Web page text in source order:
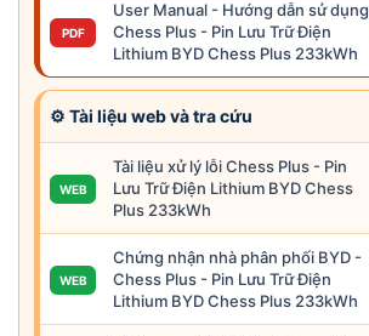
PDF
User Manual - Hướng dẫn sử dụng
Chess Plus - Pin Lưu Trữ Điện
Lithium BYD Chess Plus 233kWh
⚙ Tài liệu web và tra cứu
WEB
Tài liệu xử lý lỗi Chess Plus - Pin
Lưu Trữ Điện Lithium BYD Chess
Plus 233kWh
WEB
Chứng nhận nhà phân phối BYD -
Chess Plus - Pin Lưu Trữ Điện
Lithium BYD Chess Plus 233kWh